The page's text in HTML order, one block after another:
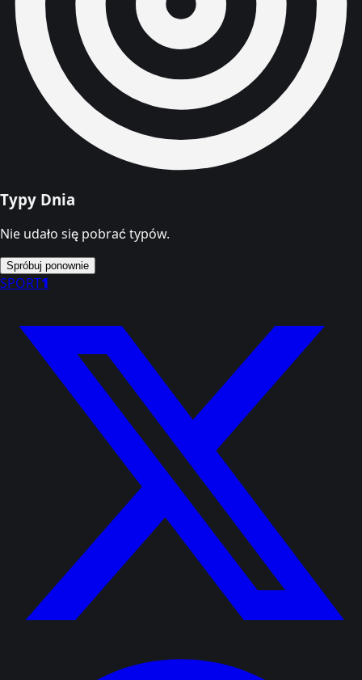
Typy Dnia
Nie udało się pobrać typów.
Spróbuj ponownie
SPORT1